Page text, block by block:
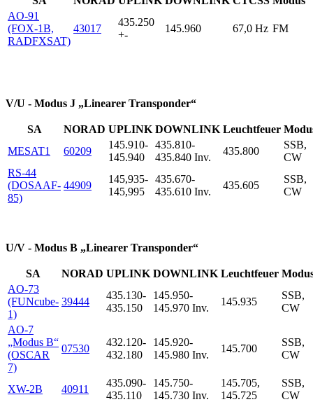
AO-91
(FOX-1B,
RADFXSAT)
43017
435.250
+-
145.960 67,0 Hz FM
V/U - Modus J „Linearer Transponder“
SA NORAD UPLINK DOWNLINK Leuchtfeuer
MESAT1
60209
145.910-
145.940
435.810-
435.840 Inv.
435.800
SSB,
CW
RS-44
(DOSAAF-
85)
44909
145,935-
145,995
435.670-
435.610 Inv.
435.605
SSB,
CW
U/V - Modus B „Linearer Transponder“
SA NORAD UPLINK DOWNLINK Leuchtfeuer
AO-73
(FUNcube-
1)
39444
435.130-
435.150
145.950-
145.970 Inv.
145.935
SSB,
CW
AO-7
„Modus B“
(OSCAR
7)
07530
432.120-
432.180
145.920-
145.980 Inv.
145.700
SSB,
CW
XW-2B 40911
435.090-
435.110
145.750-
145.730 Inv.
145.705,
145.725
SSB,
CW